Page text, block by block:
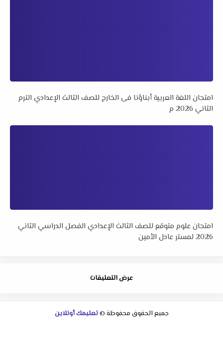
امتحان اللغة العربية أبناؤنا فى الخارج للصف الثالث الإعدادي الترم
الثاني 2026 م
امتحان علوم متوقع للصف الثالث الإعدادي الفصل الدراسي الثاني
2026 لمستر عادل الأمين
عرض التعليقات
جميع الحقوق محفوظة ©تعليمك أونلاين